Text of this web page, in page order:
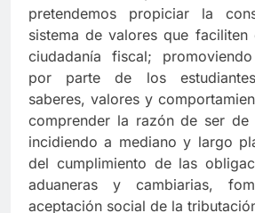
pretendemos propiciar la
sistema de valores que
ciudadanía fiscal;
por parte de los
saberes, valores y
comprender la razón de ser de
incidiendo a mediano y largo
del cumplimiento de las
aduaneras y cambiarias,
aceptación social de la